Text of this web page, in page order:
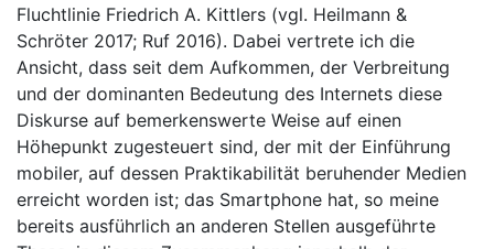
Fluchtlinie Friedrich A. Kittlers (vgl. Heilmann &
Schröter 2017; Ruf 2016). Dabei vertrete ich die
Ansicht, dass seit dem Aufkommen, der Verbreitung
und der dominanten Bedeutung des Internets diese
Diskurse auf bemerkenswerte Weise auf einen
Höhepunkt zugesteuert sind, der mit der Einführung
mobiler, auf dessen Praktikabilität beruhender Medien
erreicht worden ist; das Smartphone hat, so meine
bereits ausführlich an anderen Stellen ausgeführte